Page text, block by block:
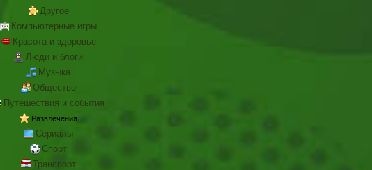
Другое
Компьютерные игры
Красота и здоровье
Люди и блоги
Музыка
Общество
Путешествия и события
Развлечения
Сериалы
Спорт
Транспорт